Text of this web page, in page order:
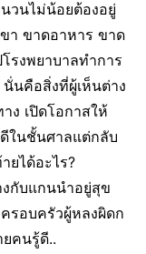
วนไม่น้อยต้องอยู่
า ขาดอาหาร ขาด
รงพยาบาลทำการ
นั่นคือสิ่งที่ผู้เห็นต่าง
ง เปิดโอกาสให้
ในชั้นศาลแต่กลับ
ยได้อะไร?
กับแกนนำอยู่สุข
รอบครัวผู้หลงผิดก
คนรู้ดี..